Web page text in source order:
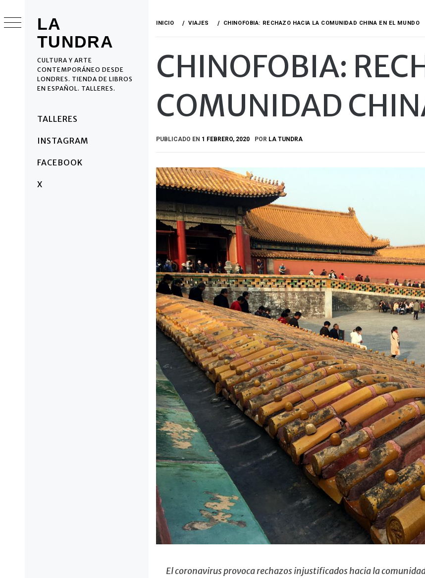
LA
TUNDRA
CULTURA Y ARTE
CONTEMPORÁNEO DESDE
LONDRES. TIENDA DE LIBROS
EN ESPAÑOL. TALLERES.
principal
TALLERES
INSTAGRAM
FACEBOOK
X
al
contenido
INICIO VIAJES CHINOFOBIA: RECHAZO HACIA LA COMUNIDAD CHINA EN EL MUNDO
CHINOFOBIA:
COMUNIDAD
PUBLICADO EN 1 FEBRERO, 2020 POR LA TUNDRA
El coronavirus provoca rechazos injustificados hacia la